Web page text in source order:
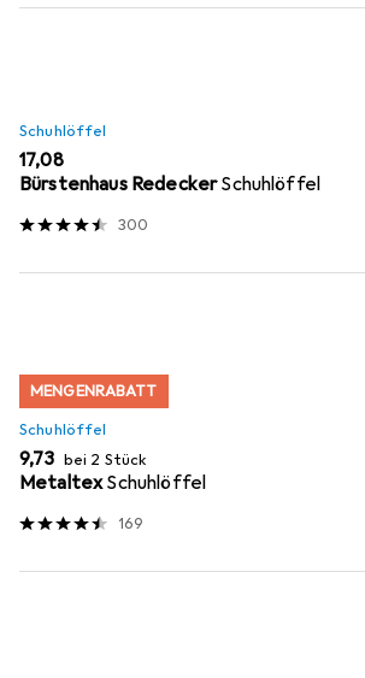
Schuhlöffel
EUR
17,08
Bürstenhaus RedeckerSchuhlöffel
300
MENGENRABATT
Schuhlöffel
EUR
9,73 bei 2 Stück
MetaltexSchuhlöffel
169